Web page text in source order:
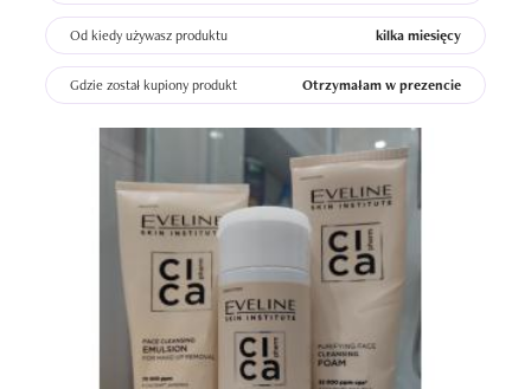
Od kiedy używasz produktu kilka miesięcy
Gdzie został kupiony produkt Otrzymałam w prezencie